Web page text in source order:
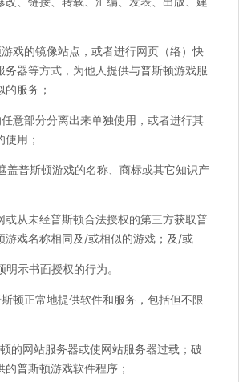
戏的镜像站点，或者进行网页（络）快
务器等方式，为他人提供与普斯顿游戏服
服务；
意部分分离出来单独使用，或者进行其
用；
盖普斯顿游戏的名称、商标或其它知识产
或从未经普斯顿合法授权的第三方获取普
游戏名称相同及/或相似的游戏；及/或
示书面授权的行为。
顿正常地提供软件和服务，包括但不限
的网站服务器或使网站服务器过载；破
普斯顿游戏软件程序；